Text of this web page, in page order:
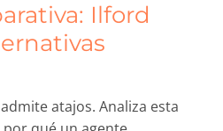
Ilford
atajos. Analiza esta